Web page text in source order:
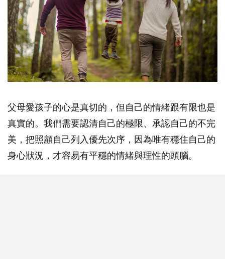
父母愛孩子的心是真切的，但自己的情緒跟有限也是
真實的。我們需要認清自己的極限、承認自己的不完
美，把照顧自己列入優先次序，因為唯有穩住自己的
身心狀況，才容易有平穩的情緒與理性的頭腦。